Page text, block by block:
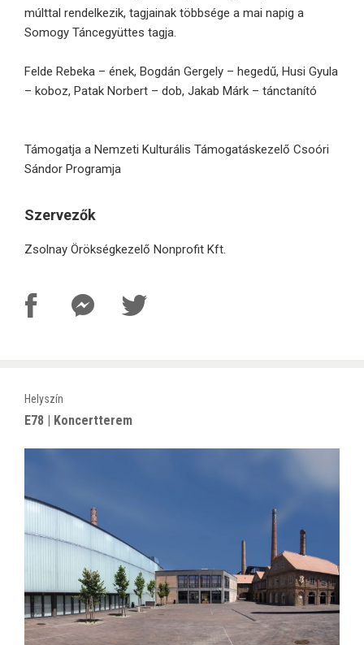
múlttal rendelkezik, tagjainak többsége a mai napig a
Somogy Táncegyüttes tagja.
Felde Rebeka – ének, Bogdán Gergely – hegedű, Husi Gyula
– koboz, Patak Norbert – dob, Jakab Márk – tánctanító
Támogatja a Nemzeti Kulturális Támogatáskezelő Csoóri
Sándor Programja
Szervezők
Zsolnay Örökségkezelő Nonprofit Kft.
Helyszín
E78 | Koncertterem